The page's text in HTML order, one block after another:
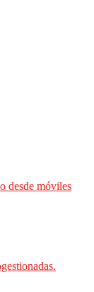
desde móviles